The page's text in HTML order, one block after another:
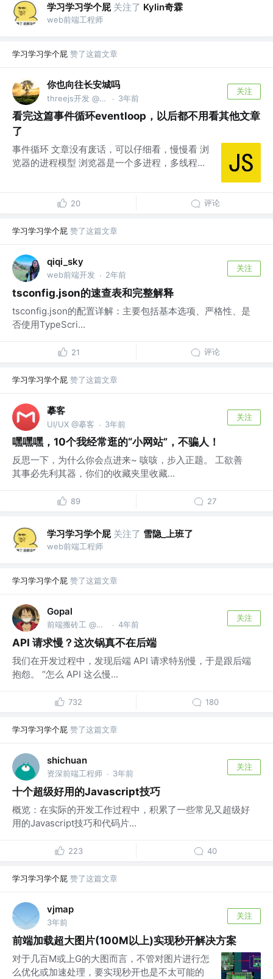
学习学习学个屁 关注了 Kylin奇霖
web前端工程师
学习学习学个屁 赞了这篇文章
你也向往长安城吗
threejs开发 @bestway · 3年前
关注
看完这篇事件循环eventloop，以后都不用看其他文章
了
事件循环 文章没有废话，可以仔细看，慢慢看 浏
览器的进程模型 浏览器是一个多进程，多线程...
20 评论
学习学习学个屁 赞了这篇文章
qiqi_sky
web前端开发 · 2年前
关注
tsconfig.json的速查表和完整解释
tsconfig.json的配置详解：主要包括基本选项、严格性、是
否使用TypeScri...
21 评论
学习学习学个屁 赞了这篇文章
摹客
UI/UX @摹客 · 3年前
关注
嘿嘿嘿，10个我经常逛的“小网站”，不骗人！
反思一下，为什么你会点进来~ 咳咳，步入正题。 工欲善
其事必先利其器，你们的收藏夹里收藏...
89 27
学习学习学个屁 关注了 雪隐_上班了
web前端工程师
学习学习学个屁 赞了这篇文章
Gopal
前端搬砖工 @富途 · 4年前
关注
API 请求慢？这次锅真不在后端
我们在开发过程中，发现后端 API 请求特别慢，于是跟后端
抱怨。 “怎么 API 这么慢...
732 180
学习学习学个屁 赞了这篇文章
shichuan
资深前端工程师 · 3年前
关注
十个超级好用的Javascript技巧
概览：在实际的开发工作过程中，积累了一些常见又超级好
用的Javascript技巧和代码片...
223 40
学习学习学个屁 赞了这篇文章
vjmap
3年前
关注
前端加载超大图片(100M以上)实现秒开解决方案
对于几百M或上G的大图而言，不管对图片进行怎
么优化或加速处理，要实现秒开也是不太可能的